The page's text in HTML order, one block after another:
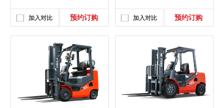
加入对比 预约订购 加入对比 预约订购